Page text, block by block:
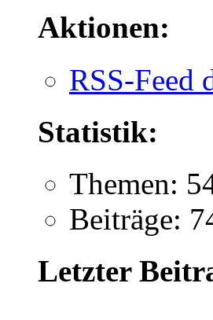
Aktionen:
RSS-Feed
Statistik:
Themen:
Beiträge:
Letzter